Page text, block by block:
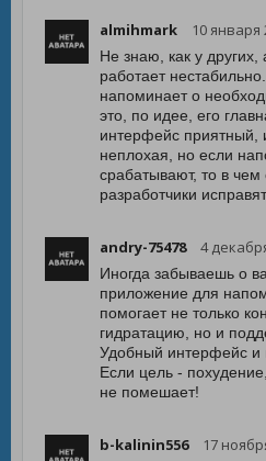
almihmark 10 января
Не знаю, как у
работает
напоминает о
это, по идее, его
интерфейс приятный,
неплохая, но если
срабатывают, то в
разработчики
andry-75478 4
Иногда забываешь о
приложение для
помогает не только
гидратацию, но и
Удобный интерфейс и
Если цель -
не помешает!
b-kalinin556 17